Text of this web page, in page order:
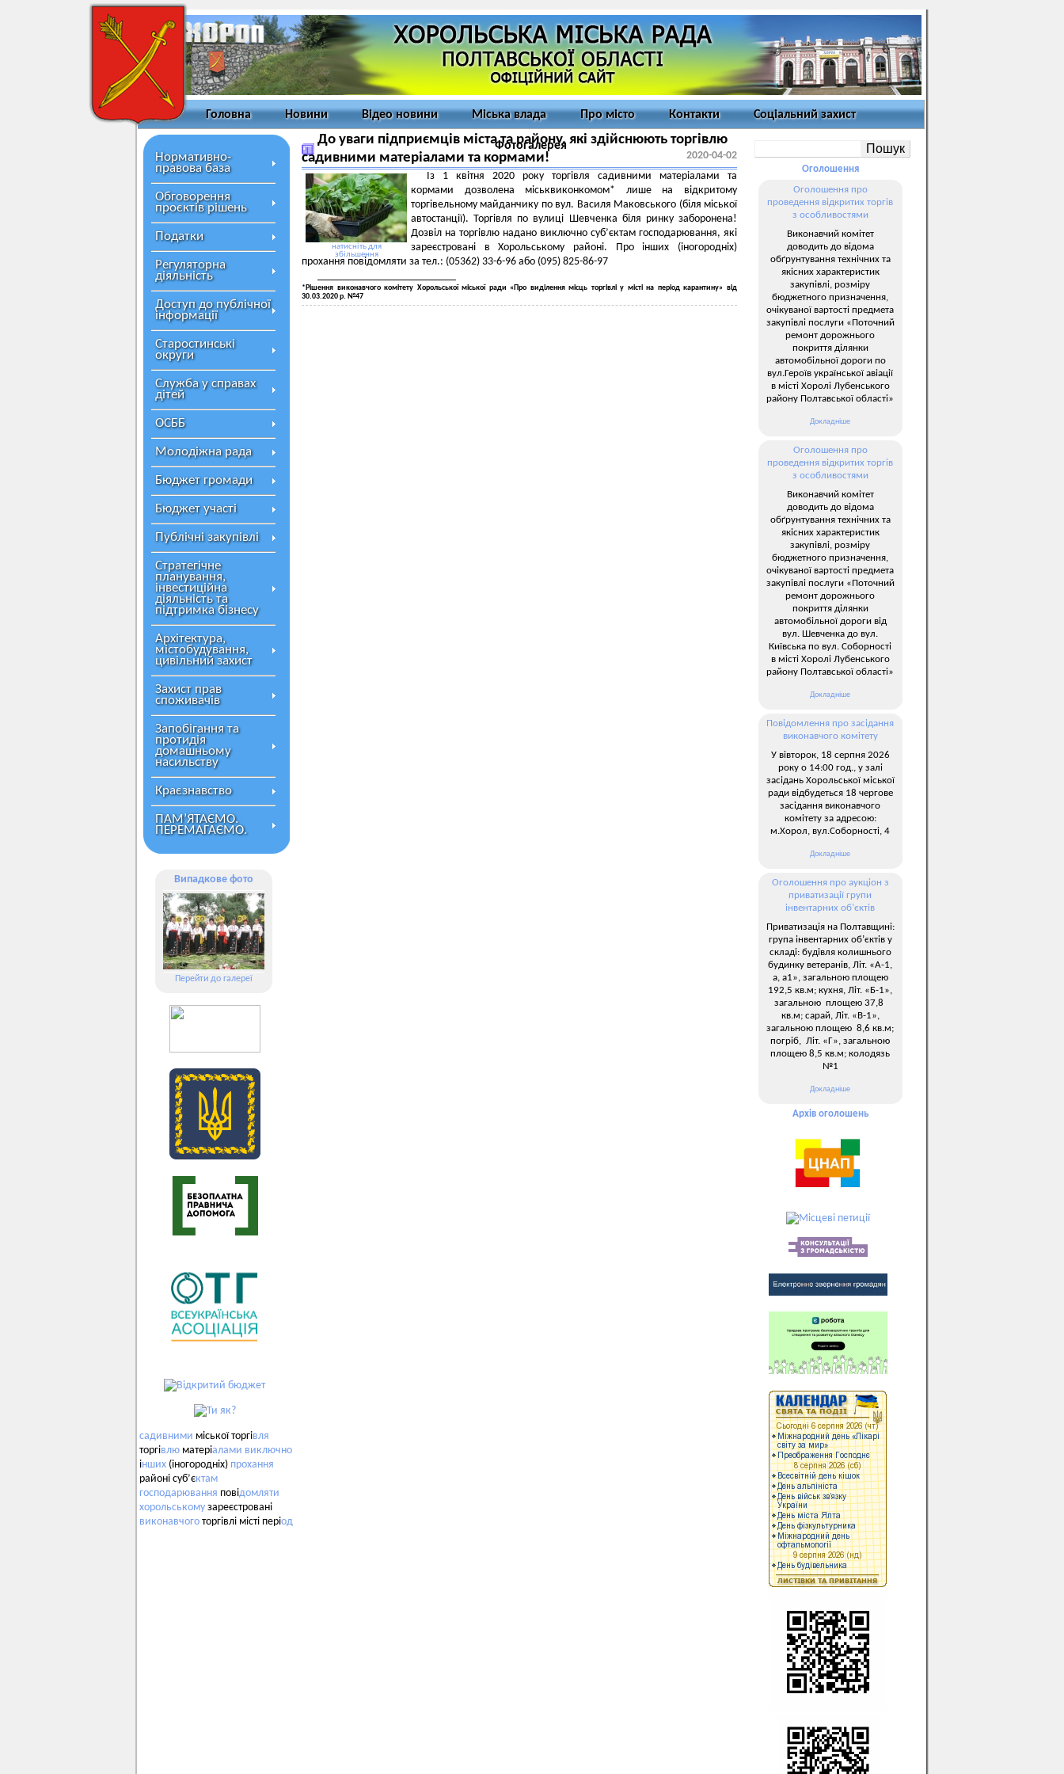
Головна Новини Відео новини Міська влада Про місто Контакти Соціальний захист
Фотогалерея
Нормативно-
правова база
Обговорення
проєктів рішень
Податки
Регуляторна
діяльність
Доступ до публічної
інформації
Старостинські
округи
Служба у справах
дітей
ОСББ
Молодіжна рада
Бюджет громади
Бюджет участі
Публічні закупівлі
Стратегічне
планування,
інвестиційна
діяльність та
підтримка бізнесу
Архітектура,
містобудування,
цивільний захист
Захист прав
споживачів
Запобігання та
протидія
домашньому
насильству
Краєзнавство
ПАМ’ЯТАЄМО.
ПЕРЕМАГАЄМО.
Випадкове фото
Перейти до галереї
садивними міської торгівля
торгівлю матеріалами виключно
інших (іногородніх) прохання
районі суб’єктам
господарювання повідомляти
хорольському зареєстровані
виконавчого торгівлі місті період
До уваги підприємців міста та району, які здійснюють торгівлю
садивними матеріалами та кормами!
2020-04-02
натисніть для
збільшення
Із 1 квітня 2020 року торгівля садивними матеріалами та
кормами дозволена міськвиконкомом* лише на відкритому
торгівельному майданчику по вул. Василя Маковського (біля міської
автостанції). Торгівля по вулиці Шевченка біля ринку заборонена!
Дозвіл на торгівлю надано виключно суб’єктам господарювання, які
зареєстровані в Хорольському районі. Про інших (іногородніх)
прохання повідомляти за тел.: (05362) 33-6-96 або (095) 825-86-97
*Рішення виконавчого комітету Хорольської міської ради «Про виділення місць торгівлі у місті на період карантину» від
30.03.2020 р. №47
Оголошення
Оголошення про
проведення відкритих торгів
з особливостями
Виконавчий комітет
доводить до відома
обґрунтування технічних та
якісних характеристик
закупівлі, розміру
бюджетного призначення,
очікуваної вартості предмета
закупівлі послуги «Поточний
ремонт дорожнього
покриття ділянки
автомобільної дороги по
вул.Героїв української авіації
в місті Хоролі Лубенського
району Полтавської області»
Докладніше
Оголошення про
проведення відкритих торгів
з особливостями
Виконавчий комітет
доводить до відома
обґрунтування технічних та
якісних характеристик
закупівлі, розміру
бюджетного призначення,
очікуваної вартості предмета
закупівлі послуги «Поточний
ремонт дорожнього
покриття ділянки
автомобільної дороги від
вул. Шевченка до вул.
Київська по вул. Соборності
в місті Хоролі Лубенського
району Полтавської області»
Докладніше
Повідомлення про засідання
виконавчого комітету
У вівторок, 18 серпня 2026
року о 14:00 год., у залі
засідань Хорольської міської
ради відбудеться 18 чергове
засідання виконавчого
комітету за адресою:
м.Хорол, вул.Соборності, 4
Докладніше
Оголошення про аукціон з
приватизації групи
інвентарних об’єктів
Приватизація на Полтавщині:
група інвентарних об’єктів у
складі: будівля колишнього
будинку ветеранів, Літ. «А-1,
а, а1», загальною площею
192,5 кв.м; кухня, Літ. «Б-1»,
загальною площею 37,8
кв.м; сарай, Літ. «В-1»,
загальною площею 8,6 кв.м;
погріб, Літ. «Г», загальною
площею 8,5 кв.м; колодязь
№1
Докладніше
Архів оголошень